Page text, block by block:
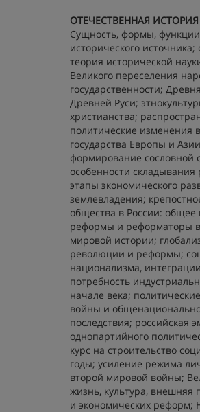
ОТЕЧЕСТВЕННАЯ ИСТОРИЯ
Сущность, формы,
исторического
теория исторической
Великого переселения
государственности;
Древней Руси;
христианства;
политические изменения
государства Европы и
формирование сословной
особенности
этапы экономического
землевладения;
общества в России: общее
реформы и реформаторы в
мировой истории;
революции и реформы;
национализма,
потребность
начале века;
войны и
последствия; российская
однопартийного
курс на строительство
годы; усиление режима
второй мировой войны;
жизнь, культура, внешняя
и экономических реформ;